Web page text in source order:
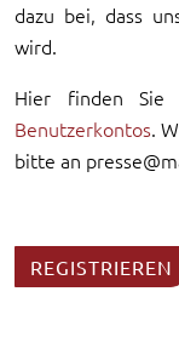
dazu bei, dass
wird.
Hier finden
Benutzerkontos.
bitte an
REGISTRIEREN